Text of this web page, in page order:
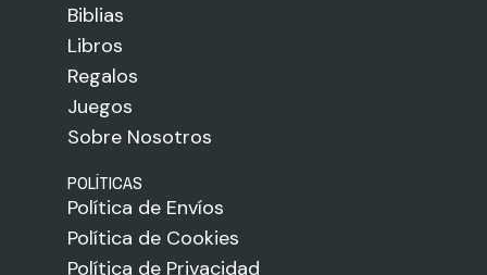
Biblias
Libros
Regalos
Juegos
Sobre Nosotros
POLÍTICAS
Política de Envíos
Política de Cookies
Política de Privacidad